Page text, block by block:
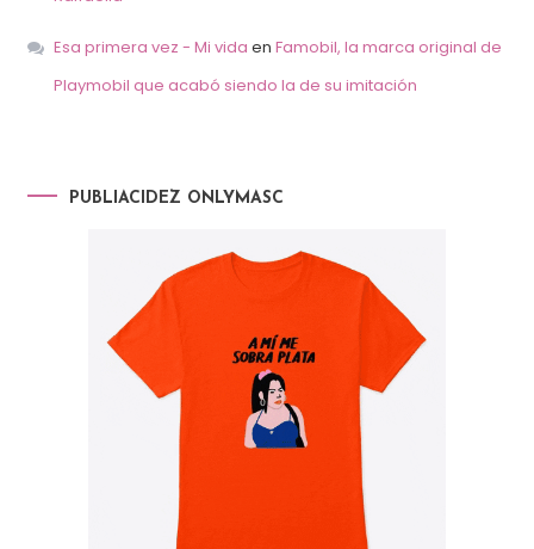
Esa primera vez - Mi vida en Famobil, la marca original de
Playmobil que acabó siendo la de su imitación
PUBLIACIDEZ ONLYMASC